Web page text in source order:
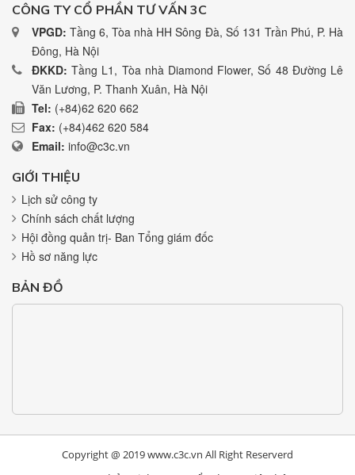
CÔNG TY CỔ PHẦN TƯ VẤN 3C
VPGD: Tầng 6, Tòa nhà HH Sông Đà, Số 131 Trần Phú, P. Hà
Đông, Hà Nội
ĐKKD: Tầng L1, Tòa nhà Diamond Flower, Số 48 Đường Lê
Văn Lương, P. Thanh Xuân, Hà Nội
Tel: (+84)62 620 662
Fax: (+84)462 620 584
Email: info@c3c.vn
GIỚI THIỆU
Lịch sử công ty
Chính sách chất lượng
Hội đồng quản trị- Ban Tổng giám đốc
Hồ sơ năng lực
BẢN ĐỒ
Copyright @ 2019 www.c3c.vn All Right Reserverd